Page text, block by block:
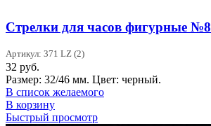
Стрелки для часов фигурные №8
Артикул: 371 LZ (2)
32 руб.
Размер: 32/46 мм. Цвет: черный.
В список желаемого
В корзину
Быстрый просмотр